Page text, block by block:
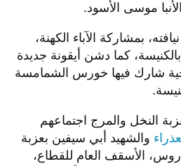
موسى الأسود.
بمشاركة الآباء الكهنة،
كما دشن أيقونة جديدة
شارك فيها خورس الشمامسة
النخل والمرج اجتماعهم
والشهيد أبي سيفين بعزبة
الأسقف العام للقطاع،